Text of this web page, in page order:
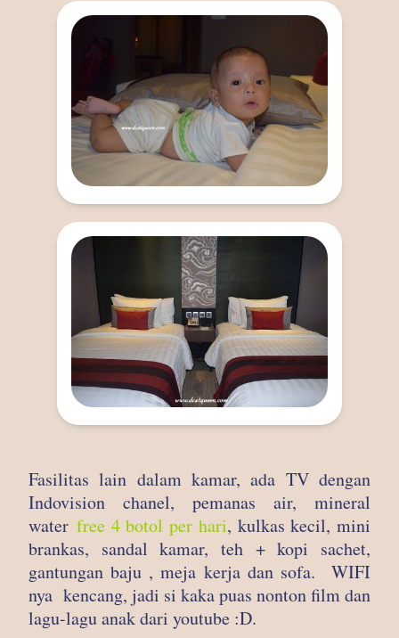
Fasilitas lain dalam kamar, ada TV dengan
Indovision chanel, pemanas air, mineral
water free 4 botol per hari, kulkas kecil, mini
brankas, sandal kamar, teh + kopi sachet,
gantungan baju , meja kerja dan sofa. WIFI
nya kencang, jadi si kaka puas nonton film dan
lagu-lagu anak dari youtube :D.